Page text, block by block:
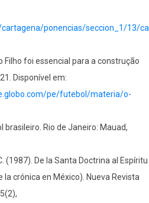
ponencias/seccion_1/13/
Filho foi essencial para a construção
Disponível em:
pe/futebol/materia/o-
brasileiro. Rio de Janeiro: Mauad,
(1987). De la Santa Doctrina al Espíritu
la crónica en México). Nueva Revista